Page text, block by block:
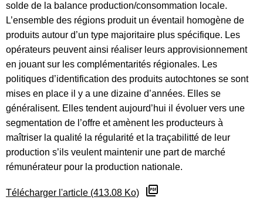
solde de la balance production/consommation locale.
L’ensemble des régions produit un éventail homogène de
produits autour d’un type majoritaire plus spécifique. Les
opérateurs peuvent ainsi réaliser leurs approvisionnement
en jouant sur les complémentarités régionales. Les
politiques d’identification des produits autochtones se sont
mises en place il y a une dizaine d’années. Elles se
généralisent. Elles tendent aujourd’hui il évoluer vers une
segmentation de l’offre et amènent les producteurs à
maîtriser la qualité la régularité et la traçabilitté de leur
production s’ils veulent maintenir une part de marché
rémunérateur pour la production nationale.
Télécharger l'article (413.08 Ko)